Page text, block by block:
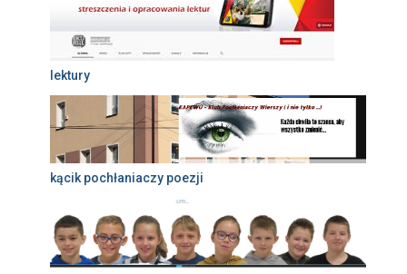
lektury
kącik pochłaniaczy poezji